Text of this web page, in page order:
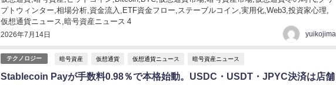
2026年7月14日
プトウィンター,相場分析,資金流入,ETF資金フロー,ステーブルコイン,実用化,Web3,投資家心理,
仮想通貨ニュース,暗号資産ニュース 4
yuikojima
テクノロジー 暗号資産 仮想通貨 仮想通貨ニュース 暗号資産ニュース
Stablecoin Payが手数料0.98％で本格始動。USDC・USDT・JPYC決済は店舗